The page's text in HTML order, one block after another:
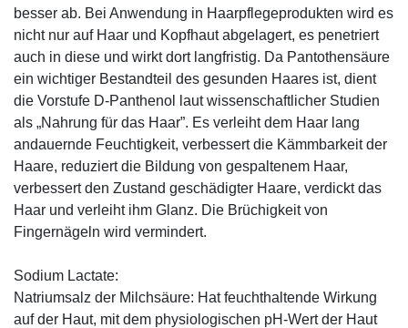
besser ab. Bei Anwendung in Haarpflegeprodukten wird es
nicht nur auf Haar und Kopfhaut abgelagert, es penetriert
auch in diese und wirkt dort langfristig. Da Pantothensäure
ein wichtiger Bestandteil des gesunden Haares ist, dient
die Vorstufe D-Panthenol laut wissenschaftlicher Studien
als „Nahrung für das Haar”. Es verleiht dem Haar lang
andauernde Feuchtigkeit, verbessert die Kämmbarkeit der
Haare, reduziert die Bildung von gespaltenem Haar,
verbessert den Zustand geschädigter Haare, verdickt das
Haar und verleiht ihm Glanz. Die Brüchigkeit von
Fingernägeln wird vermindert.
Sodium Lactate:
Natriumsalz der Milchsäure: Hat feuchthaltende Wirkung
auf der Haut, mit dem physiologischen pH-Wert der Haut